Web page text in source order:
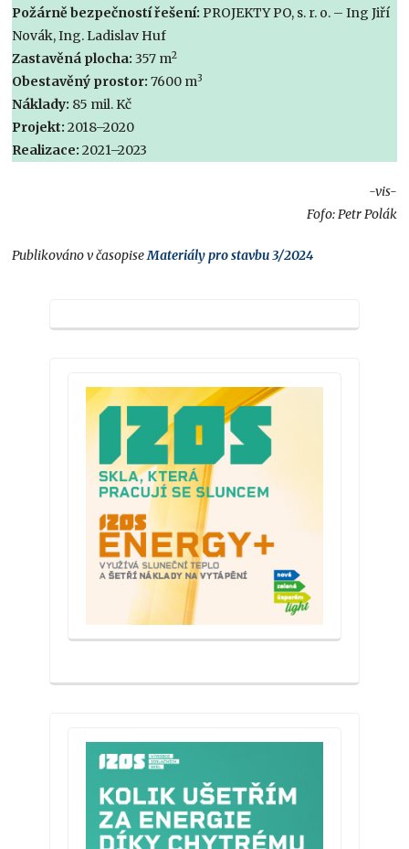
Požárně bezpečností řešení:PROJEKTY PO, s. r. o. – Ing Jiří
Novák, Ing. Ladislav Huf
Zastavěná plocha:357 m2
Obestavěný prostor:7600 m3
Náklady: 85 mil. Kč
Projekt:2018–2020
Realizace:2021–2023
-vis-
Fofo: Petr Polák
Publikováno v časopiseMateriály pro stavbu 3/2024